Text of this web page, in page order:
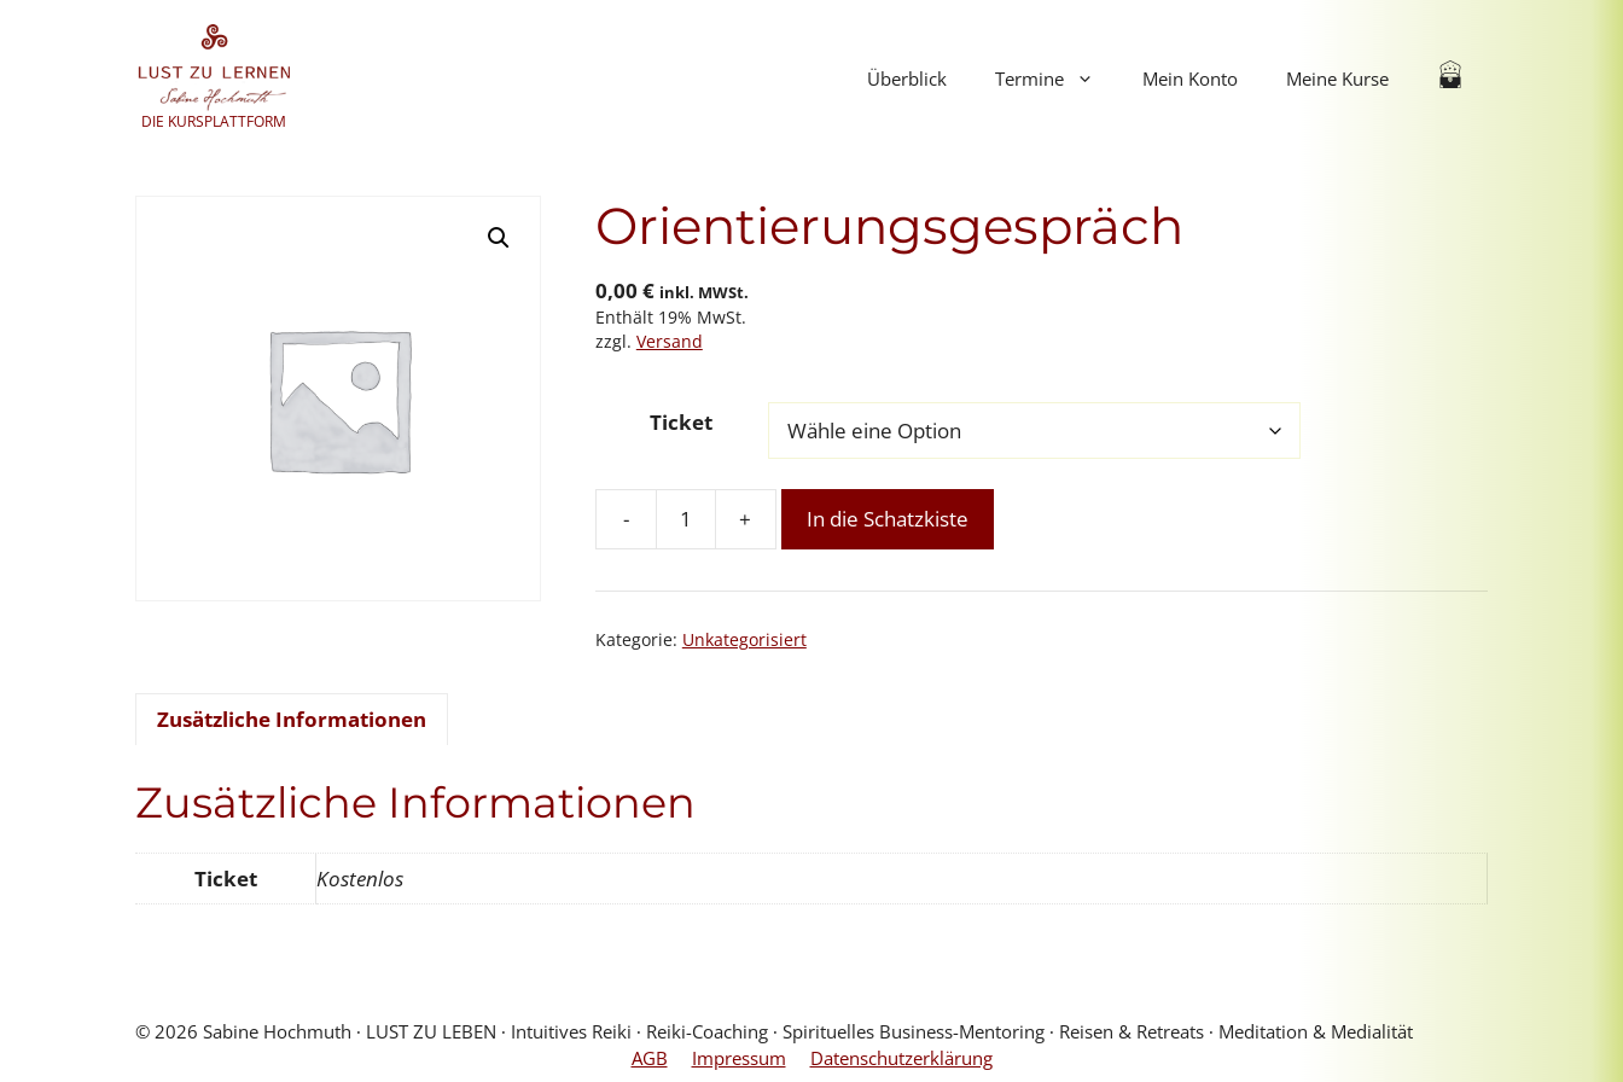
DIE KURSPLATTFORM
Überblick Termine Mein Konto Meine Kurse
Orientierungsgespräch
0,00 € inkl. MWSt.
Enthält 19% MwSt.
zzgl. Versand
Ticket
-
Orientierungsgespräch
+ In die Schatzkiste
Kategorie: Unkategorisiert
Zusätzliche Informationen
Zusätzliche Informationen
Ticket Kostenlos
AGB Impressum Datenschutzerklärung
© 2026 Sabine Hochmuth ∙ LUST ZU LEBEN ∙ Intuitives Reiki ∙ Reiki-Coaching ∙ Spirituelles Business-Mentoring ∙ Reisen & Retreats ∙ Meditation & Medialität